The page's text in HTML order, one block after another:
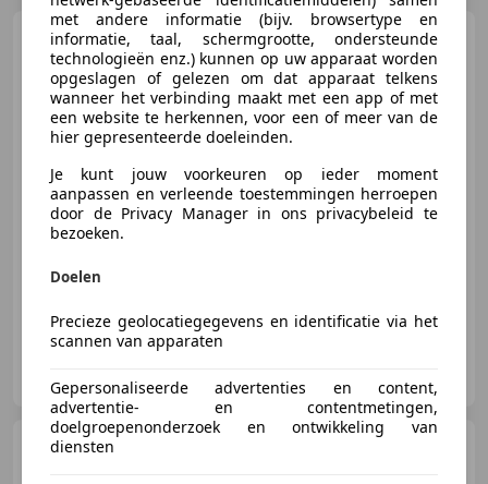
BMW X1
SDrive18i Centennial
Executive (PANO, LED, CRUISE,
€ 15.895
NL-4264 AJ VEEN
met andere informatie (bijv. browsertype en
informatie, taal, schermgrootte, ondersteunde
technologieën enz.) kunnen op uw apparaat worden
opgeslagen of gelezen om dat apparaat telkens
wanneer het verbinding maakt met een app of met
een website te herkennen, voor een of meer van de
hier gepresenteerde doeleinden.
Je kunt jouw voorkeuren op ieder moment
aanpassen en verleende toestemmingen herroepen
door de Privacy Manager in ons privacybeleid te
bezoeken.
Doelen
Precieze geolocatiegegevens en identificatie via het
scannen van apparaten
Gepersonaliseerde advertenties en content,
advertentie- en contentmetingen,
doelgroepenonderzoek en ontwikkeling van
diensten